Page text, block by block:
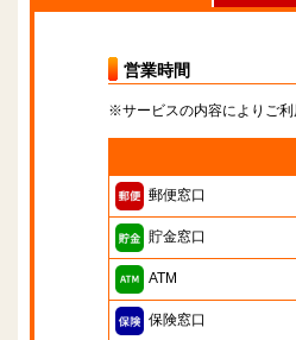
営業時間
※サービスの内容によりご
郵便窓口
貯金窓口
ATM
保険窓口